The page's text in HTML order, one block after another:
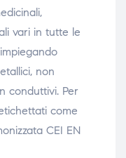
vari in tutte le
non
conduttivi. Per
come
CEI EN